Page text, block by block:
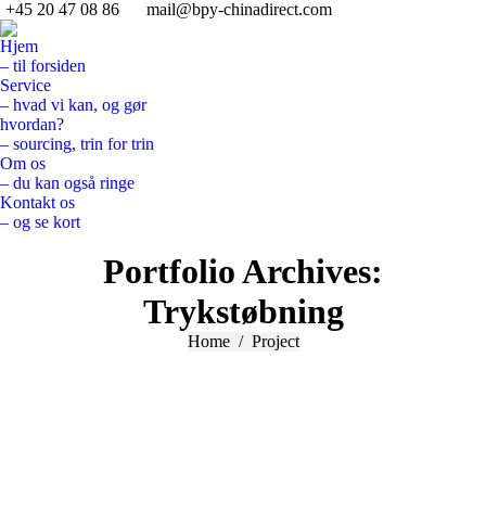
+45 20 47 08 86
mail@bpy-chinadirect.com
Hjem
– til forsiden
Service
– hvad vi kan, og gør
hvordan?
– sourcing, trin for trin
Om os
– du kan også ringe
Kontakt os
– og se kort
Portfolio Archives:
Trykstøbning
You are here:
Home Project